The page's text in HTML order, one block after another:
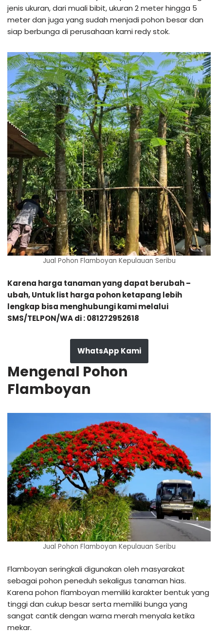
jenis ukuran, dari muali bibit, ukuran 2 meter hingga 5
meter dan juga yang sudah menjadi pohon besar dan
siap berbunga di perusahaan kami redy stok.
Jual Pohon Flamboyan Kepulauan Seribu
Karena harga tanaman yang dapat berubah –
ubah, Untuk list harga pohon ketapang lebih
lengkap bisa menghubungi kami melalui
SMS/TELPON/WA di : 081272952618
WhatsApp Kami
Mengenal Pohon
Flamboyan
Jual Pohon Flamboyan Kepulauan Seribu
Flamboyan seringkali digunakan oleh masyarakat
sebagai pohon peneduh sekaligus tanaman hias.
Karena pohon flamboyan memiliki karakter bentuk yang
tinggi dan cukup besar serta memiliki bunga yang
sangat cantik dengan warna merah menyala ketika
mekar.